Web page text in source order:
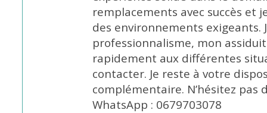
remplacements avec succès et
des environnements exigeants.
professionnalisme, mon
rapidement aux différentes
contacter. Je reste à votre
complémentaire. N’hésitez
WhatsApp : 0679703078